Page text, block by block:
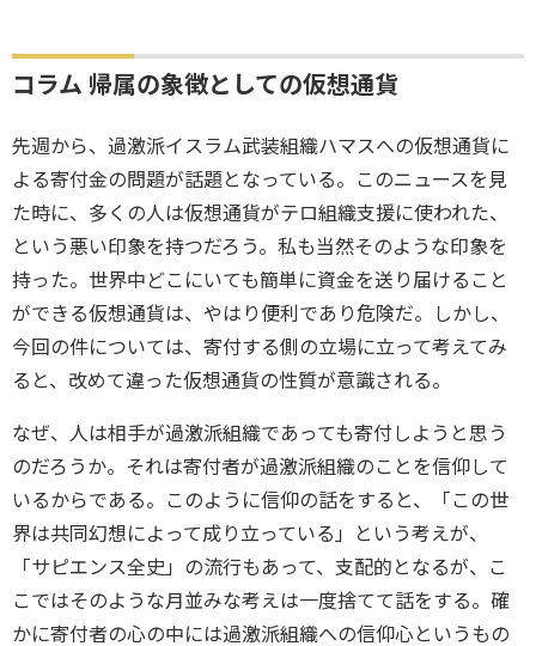
コラム 帰属の象徴としての仮想通貨
先週から、過激派イスラム武装組織ハマスへの仮想通貨に
よる寄付金の問題が話題となっている。このニュースを見
た時に、多くの人は仮想通貨がテロ組織支援に使われた、
という悪い印象を持つだろう。私も当然そのような印象を
持った。世界中どこにいても簡単に資金を送り届けること
ができる仮想通貨は、やはり便利であり危険だ。しかし、
今回の件については、寄付する側の立場に立って考えてみ
ると、改めて違った仮想通貨の性質が意識される。
なぜ、人は相手が過激派組織であっても寄付しようと思う
のだろうか。それは寄付者が過激派組織のことを信仰して
いるからである。このように信仰の話をすると、「この世
界は共同幻想によって成り立っている」という考えが、
「サピエンス全史」の流行もあって、支配的となるが、こ
こではそのような月並みな考えは一度捨てて話をする。確
かに寄付者の心の中には過激派組織への信仰心というもの